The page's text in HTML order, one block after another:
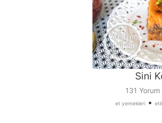
Sini
131 Yorum
et yemekleri•